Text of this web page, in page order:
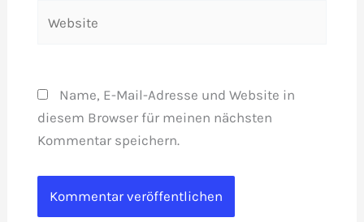
Name, E-Mail-Adresse und Website in
diesem Browser für meinen nächsten
Kommentar speichern.